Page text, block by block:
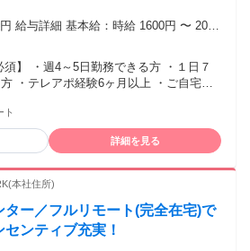
給与詳細 基本給：時給 1600円 〜 2000
】 ・週4～5日勤務できる方 ・１日７
・テレアポ経験6ヶ月以上 ・ご自宅の
ティブアクション）
ト
詳細を見る
本社住所)
ター／フルリモート(完全在宅)で
ンティブ充実！